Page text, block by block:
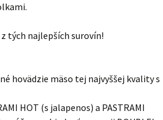
tých najlepších surovín!
hovädzie mäso tej najvyššej kvality s
HOT (s jalapenos) a PASTRAMI